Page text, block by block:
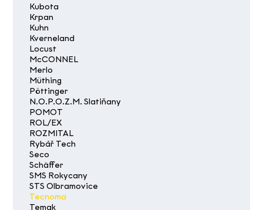
Kubota
Krpan
Kuhn
Kverneland
Locust
McCONNEL
Merlo
Müthing
Pöttinger
N.O.P.O.Z.M. Slatiňany
POMOT
ROL/EX
ROZMITAL
Rybář Tech
Seco
Schäffer
SMS Rokycany
STS Olbramovice
Tecnoma
Temak